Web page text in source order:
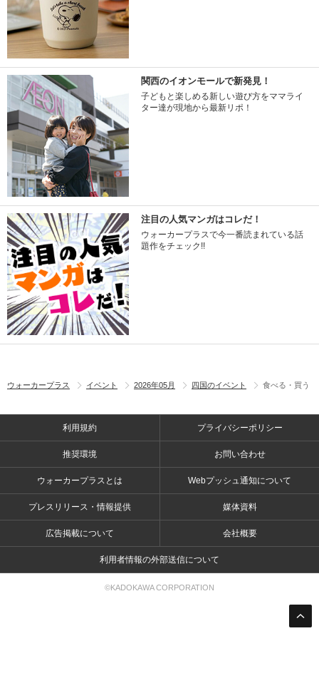
関西のイオンモールで新発見！
子どもと楽しめる新しい遊び方をママライ
ター達が現地から最新リポ！
注目の人気マンガはコレだ！
ウォーカープラスで今一番読まれている話
題作をチェック!!
ウォーカープラス イベント 2026年05月 四国のイベント 食べる・買う
利用規約 プライバシーポリシー
推奨環境 お問い合わせ
ウォーカープラスとは Webプッシュ通知について
プレスリリース・情報提供 媒体資料
広告掲載について 会社概要
利用者情報の外部送信について
©KADOKAWA CORPORATION